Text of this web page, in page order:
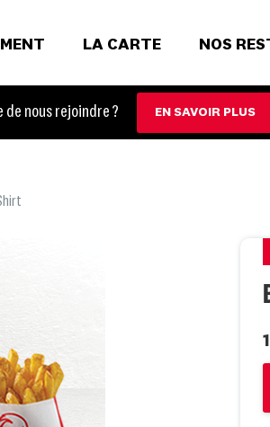
LA CARTE NOS
de nous rejoindre ? EN SAVOIR PLUS